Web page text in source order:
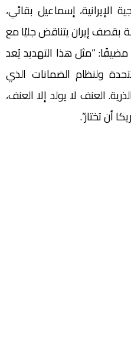
الإيرانية، إسماعيل بقائي،
بقصف إيران يتناقض جليًا مع
مضيفًا: “مثل هذا التهديد يُعد
ولنظام الضمانات الذي
العنف لا يولد إلا العنف،
أن تختار”.